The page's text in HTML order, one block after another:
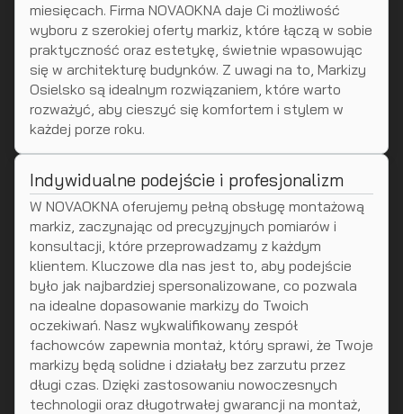
miesięcach. Firma NOVAOKNA daje Ci możliwość
wyboru z szerokiej oferty markiz, które łączą w sobie
praktyczność oraz estetykę, świetnie wpasowując
się w architekturę budynków. Z uwagi na to, Markizy
Osielsko są idealnym rozwiązaniem, które warto
rozważyć, aby cieszyć się komfortem i stylem w
każdej porze roku.
Indywidualne podejście i profesjonalizm
W NOVAOKNA oferujemy pełną obsługę montażową
markiz, zaczynając od precyzyjnych pomiarów i
konsultacji, które przeprowadzamy z każdym
klientem. Kluczowe dla nas jest to, aby podejście
było jak najbardziej spersonalizowane, co pozwala
na idealne dopasowanie markizy do Twoich
oczekiwań. Nasz wykwalifikowany zespół
fachowców zapewnia montaż, który sprawi, że Twoje
markizy będą solidne i działały bez zarzutu przez
długi czas. Dzięki zastosowaniu nowoczesnych
technologii oraz długotrwałej gwarancji na montaż,